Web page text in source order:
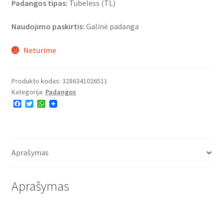
Padangos tipas: Tubeless (TL)
Naudojimo paskirtis: Galinė padanga
Neturime
Produkto kodas: 3286341026511
Kategorija: Padangos
F
o
T
r
W
p
Aprašymas
Aprašymas